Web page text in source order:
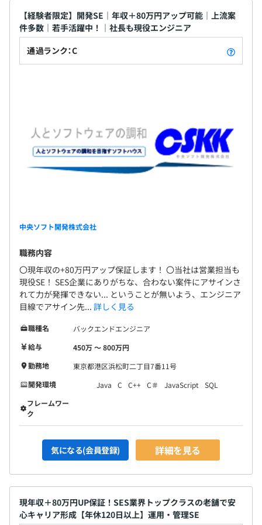
無期雇用
【経験者限定】開発SE｜年収＋80万円アップ可能｜上流案
件多数｜若手活躍中！｜社長も現役エンジニア
通過ランク：C
中央ソフト開発株式会社
職務内容
〇現年収の+80万円アップ保証します！ 〇当社は営業担当も
現役SE！ SES企業にありがちな、合わない案件にアサインさ
れて力が発揮できない... ということが無いよう、エンジニア
目線でアサイン先... 詳しく見る
職種名
バックエンドエンジニア
給与
450万 〜 800万円
勤務地
東京都港区浜松町二丁目7番11号
開発環境
Java C C++ C＃ JavaScript
SQL
フレームワー
ク
気になる(会員登録) 詳細を見る
現年収＋80万円UP保証！SES業界トップクラスの老舗で安
心キャリア形成【年休120日以上】運用・管理SE